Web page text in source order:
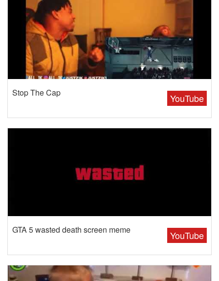
YouTube
Stop The Cap
YouTube
GTA 5 wasted death screen meme